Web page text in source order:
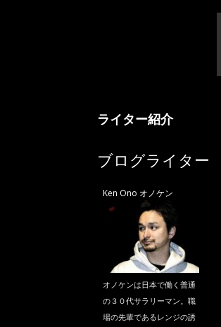
ライター紹介
ブログライター
Ken Ono オノケン
オノケンは日本で働く普通
の３０代サラリーマン。職
場の先輩であるレンジの誘